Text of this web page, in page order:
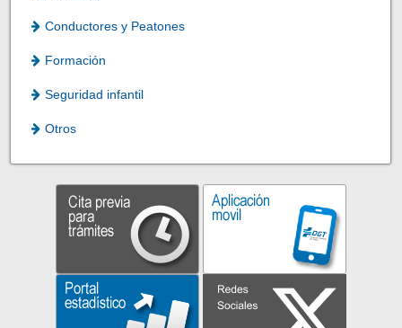
Conductores y Peatones
Formación
Seguridad infantil
Otros